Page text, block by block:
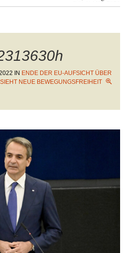
IN ENDE DER EU-AUFSICHT ÜBER
NEUE BEWEGUNGSFREIHEIT